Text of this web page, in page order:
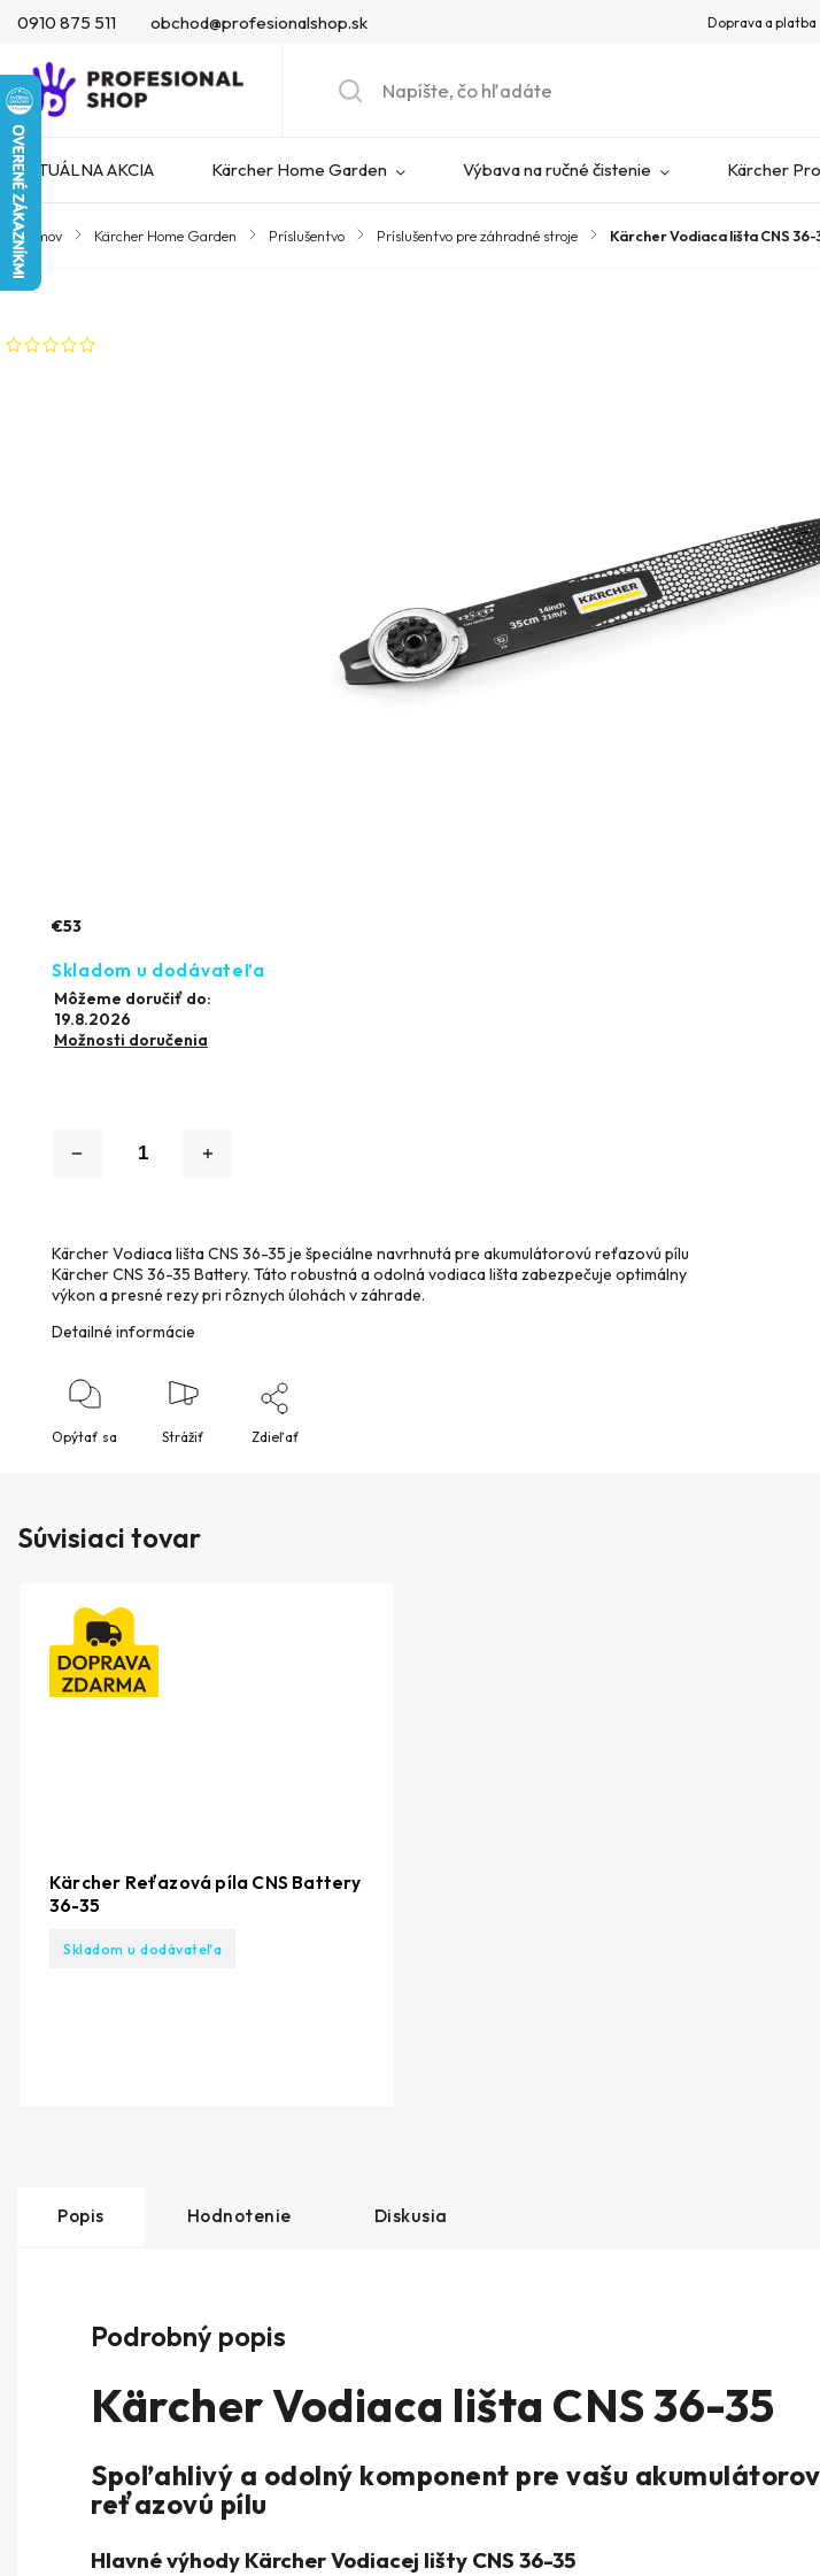
0910 875 511 obchod@profesionalshop.sk Doprava a platba
AKTUÁLNA AKCIA Kärcher Home Garden Výbava na ručné čistenie Kärcher
Domov / Kärcher Home Garden / Príslušentvo / Príslušentvo pre záhradné stroje / Kärcher Vodiaca lišta CNS 36-
€53
Skladom u dodávateľa
Môžeme doručiť do:
19.8.2026
Možnosti doručenia
Kärcher Vodiaca lišta CNS 36-35 je špeciálne navrhnutá pre akumulátorovú reťazovú pílu
Kärcher CNS 36-35 Battery. Táto robustná a odolná vodiaca lišta zabezpečuje optimálny
výkon a presné rezy pri rôznych úlohách v záhrade.
Detailné informácie
Opýtať sa Strážiť Zdieľať
Súvisiaci tovar
Kärcher Reťazová píla CNS Battery
36-35
Skladom u dodávateľa
Popis Hodnotenie Diskusia
Podrobný popis
Kärcher Vodiaca lišta CNS 36-35
Spoľahlivý a odolný komponent pre vašu
reťazovú pílu
Hlavné výhody Kärcher Vodiacej lišty CNS 36-35